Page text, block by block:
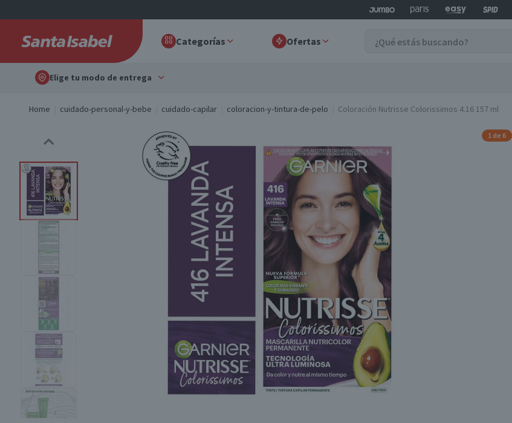
Categorías Ofertas
Elige tu modo de entrega
Home cuidado-personal-y-bebe cuidado-capilar coloracion-y-tintura-de-pelo Coloración Nutrisse Colorissimos 4.16 157 ml
1 de 6